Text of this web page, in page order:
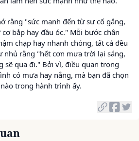
rằng "sức mạnh đến từ sự cố gắng,
bắp hay đầu óc." Mỗi bước chân
chạp hay nhanh chóng, tất cả đều
nhủ rằng "hết cơn mưa trời lại sáng,
sẽ qua đi." Bởi vì, điều quan trọng
có mưa hay nắng, mà bạn đã chọn
trong hành trình ấy.